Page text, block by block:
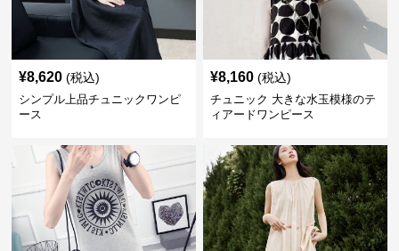
¥8,620 (税込)
シンプル上品チュニックワンピ
ース
¥8,160 (税込)
チュニック 大きな水玉模様のテ
ィアードワンピース